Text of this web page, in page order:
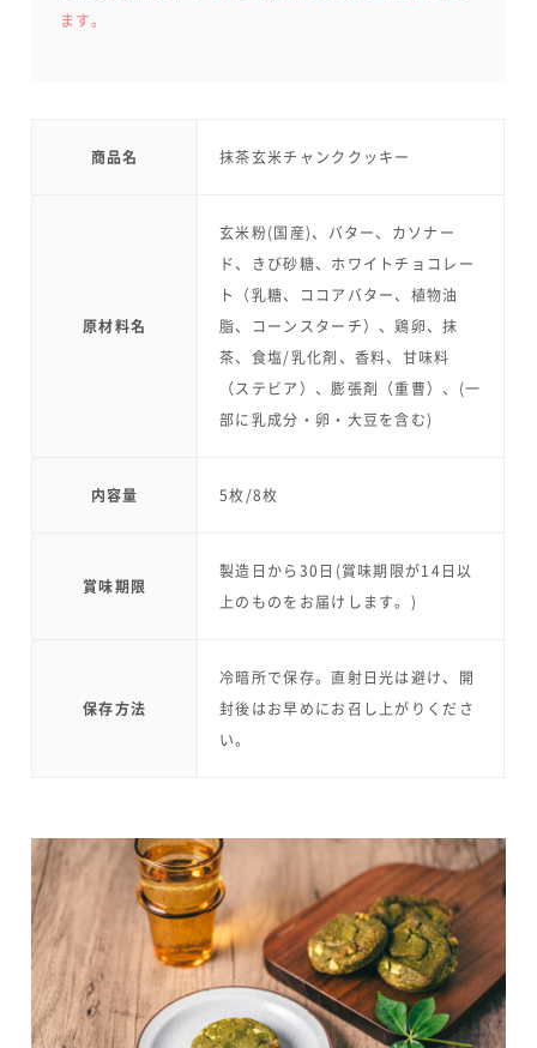
ます。
商品名 抹茶玄米チャンククッキー
原材料名
玄米粉(国産)、バター、カソナー
ド、きび砂糖、ホワイトチョコレー
ト（乳糖、ココアバター、植物油
脂、コーンスターチ）、鶏卵、抹
茶、食塩/乳化剤、香料、甘味料
（ステビア）、膨張剤（重曹）、(一
部に乳成分・卵・大豆を含む)
内容量 5枚/8枚
賞味期限
製造日から30日(賞味期限が14日以
上のものをお届けします。)
保存方法
冷暗所で保存。直射日光は避け、開
封後はお早めにお召し上がりくださ
い。